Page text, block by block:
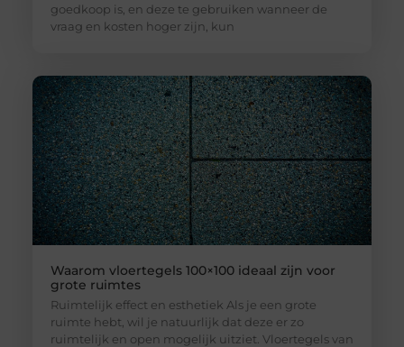
goedkoop is, en deze te gebruiken wanneer de
vraag en kosten hoger zijn, kun
Waarom vloertegels 100×100 ideaal zijn voor
grote ruimtes
Ruimtelijk effect en esthetiek Als je een grote
ruimte hebt, wil je natuurlijk dat deze er zo
ruimtelijk en open mogelijk uitziet. Vloertegels van